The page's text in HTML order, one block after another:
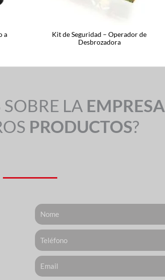
a
Kit de Seguridad – Operador de
Desbrozadora
LA EMPRESA
PRODUCTOS?
Nome
Telefone
Email